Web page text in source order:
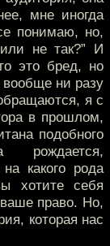
мне иногда
понимаю, но,
не так?” И
это бред, но
вообще ни разу
я с
в прошлом,
подобного
какого рода
хотите себя
право. Но,
которая нас